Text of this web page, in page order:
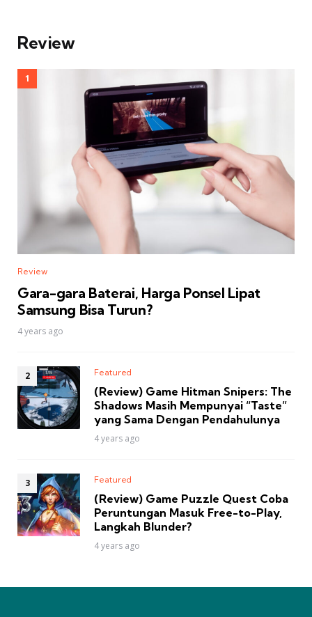
Review
Review
Gara-gara Baterai, Harga Ponsel Lipat
Samsung Bisa Turun?
4 years ago
Featured
(Review) Game Hitman Snipers: The
Shadows Masih Mempunyai “Taste”
yang Sama Dengan Pendahulunya
4 years ago
Featured
(Review) Game Puzzle Quest Coba
Peruntungan Masuk Free-to-Play,
Langkah Blunder?
4 years ago